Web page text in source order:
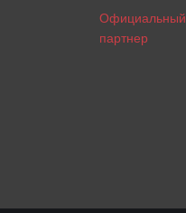
Официальный
партнер